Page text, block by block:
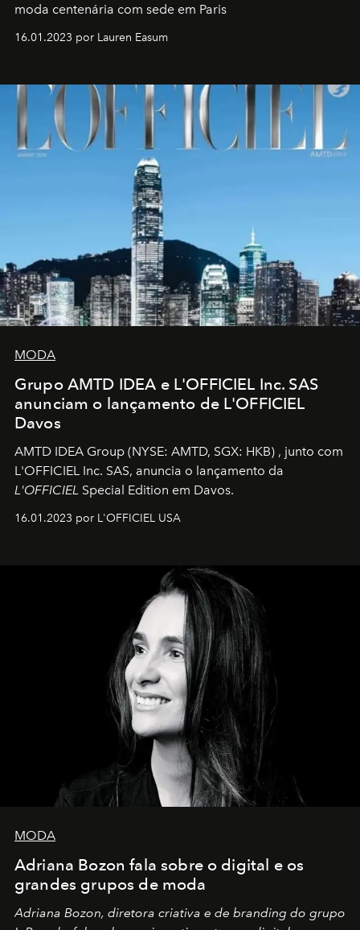
moda centenária com sede em Paris
16.01.2023 por Lauren Easum
MODA
Grupo AMTD IDEA e L'OFFICIEL Inc. SAS
anunciam o lançamento de L'OFFICIEL
Davos
AMTD IDEA Group (NYSE: AMTD, SGX: HKB) , junto com
L'OFFICIEL Inc. SAS, anuncia o lançamento da
L'OFFICIEL Special Edition em Davos.
16.01.2023 por L'OFFICIEL USA
MODA
Adriana Bozon fala sobre o digital e os
grandes grupos de moda
Adriana Bozon, diretora criativa e de branding do grupo